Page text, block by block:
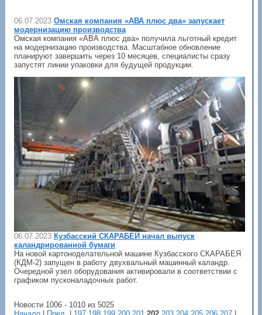
06.07.2023 Омская компания «АВА плюс два» запускает
модернизацию производства
Омская компания «АВА плюс два» получила льготный кредит
на модернизацию производства. Масштабное обновление
планируют завершить через 10 месяцев, специалисты сразу
запустят линии упаковки для будущей продукции.
06.07.2023 Кузбасский СКАРАБЕЙ начал выпуск
каландрированной бумаги
На новой картоноделательной машине Кузбасского СКАРАБЕЯ
(КДМ-2) запущен в работу двухвальный машинный каландр.
Очередной узел оборудования активировали в соответствии с
графиком пусконаладочных работ.
Новости 1006 - 1010 из 5025